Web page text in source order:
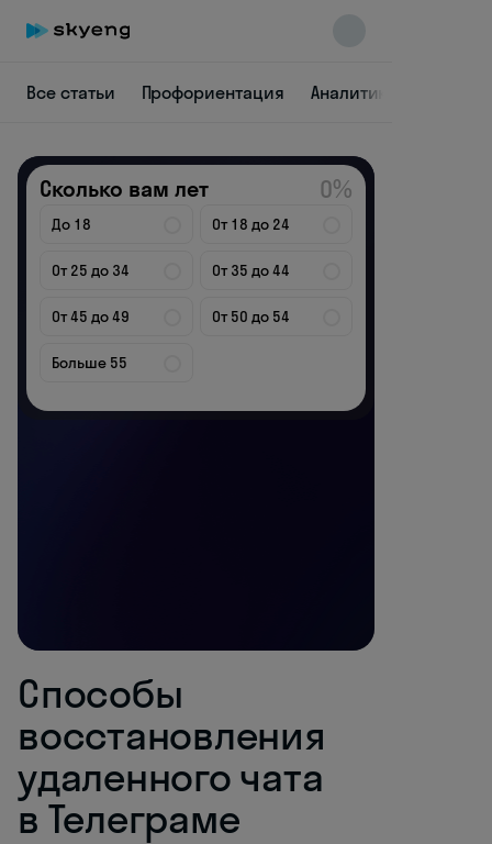
Все статьи Профориентация Аналитика
Способы
восстановления
удаленного чата
в Телеграме
online